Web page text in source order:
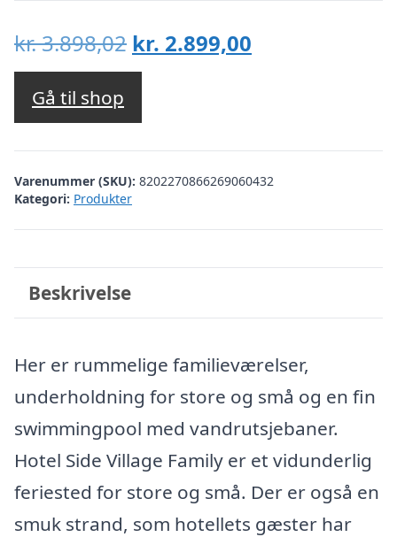
kr.3.898,02 Den
oprindelige
var:
kr. 3.898,02.
kr. 2.899,00
kr. 2.899,00.
Gå til shop
Varenummer (SKU): 8202270866269060432
Kategori: Produkter
Beskrivelse
Her er rummelige familieværelser,
underholdning for store og små og en fin
swimmingpool med vandrutsjebaner.
Hotel Side Village Family er et vidunderlig
feriested for store og små. Der er også en
smuk strand, som hotellets gæster har